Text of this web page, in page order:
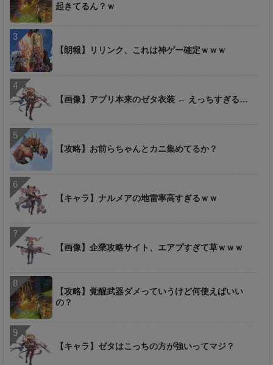
起きてるん？ｗ
【朗報】リリンク、これは神ゲー確定ｗｗｗ
【画像】アプリ本来のゼタ衣装 ← えっちすぎる…
【攻略】お前らちゃんとカニ集めてるか？
【キャラ】ナルメアの地雷率高すぎるｗｗ
【画像】企業攻略サイト、エアプすぎて草ｗｗｗ
【攻略】覚醒武器ダメっていうけど何使えばいい
の？
【キャラ】ゼタはこっちの方が強いってマジ？